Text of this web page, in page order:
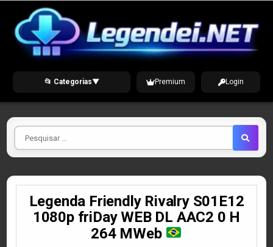
content
📂 Categorias▼ Premium Login
Pesquisar
por
Legenda Friendly Rivalry S01E12
1080p friDay WEB DL AAC2 0 H
264 MWeb